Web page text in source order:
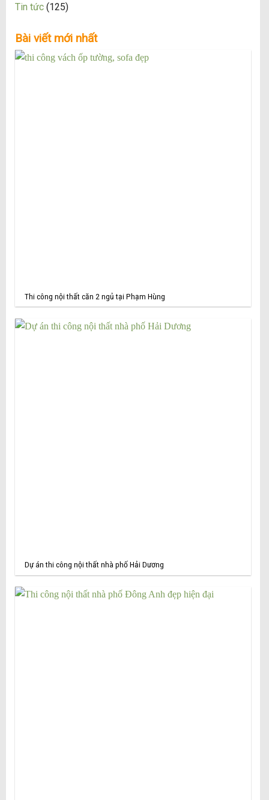
Tin tức (125)
Bài viết mới nhất
Thi công nội thất căn 2 ngủ tại Phạm Hùng
Dự án thi công nội thất nhà phố Hải Dương